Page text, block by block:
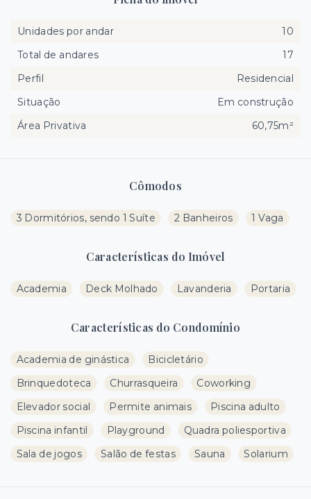
Cômodos
3 Dormitórios, sendo 1 Suíte 2 Banheiros 1 Vaga
Características do Imóvel
Academia Deck Molhado Lavanderia Portaria
Características do Condomínio
Academia de ginástica
Bicicletário
Brinquedoteca
Churrasqueira
Coworking
Elevador social
Permite animais
Piscina adulto
Piscina infantil
Playground
Quadra poliesportiva
Sala de jogos
Salão de festas Sauna Solarium
Unidades por andar
10
Total de andares
17
Perfil
Residencial
Situação
Em construção
Área Privativa
60,75m²